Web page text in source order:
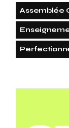
Assemblée